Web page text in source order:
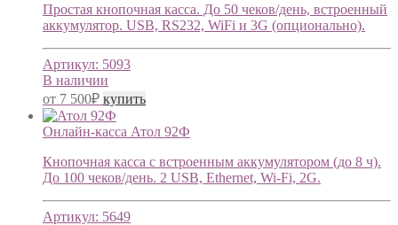
Простая кнопочная касса. До 50 чеков/день, встроенный
аккумулятор. USB, RS232, WiFi и 3G (опционально).
Артикул: 5093
В наличии
от 7 500₽ купить
Онлайн-касса Атол 92Ф
Кнопочная касса с встроенным аккумулятором (до 8 ч).
До 100 чеков/день. 2 USB, Ethernet, Wi-Fi, 2G.
Артикул: 5649